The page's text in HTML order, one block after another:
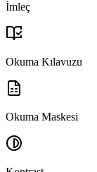
İmleç
Okuma Kılavuzu
Okuma Maskesi